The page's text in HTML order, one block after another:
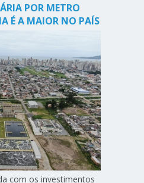
POR METRO
É A MAIOR NO PAÍS
com os investimentos